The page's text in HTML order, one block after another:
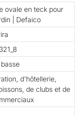
ovale en teck pour
| Defaico
d'hôtellerie,
de clubs et de